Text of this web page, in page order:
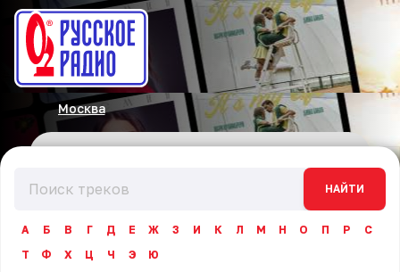
Москва
НАЙТИ
А Б В Г Д Е Ж З И К Л М Н О П Р
С
Т
Ф Х Ц Ч Э
Ю